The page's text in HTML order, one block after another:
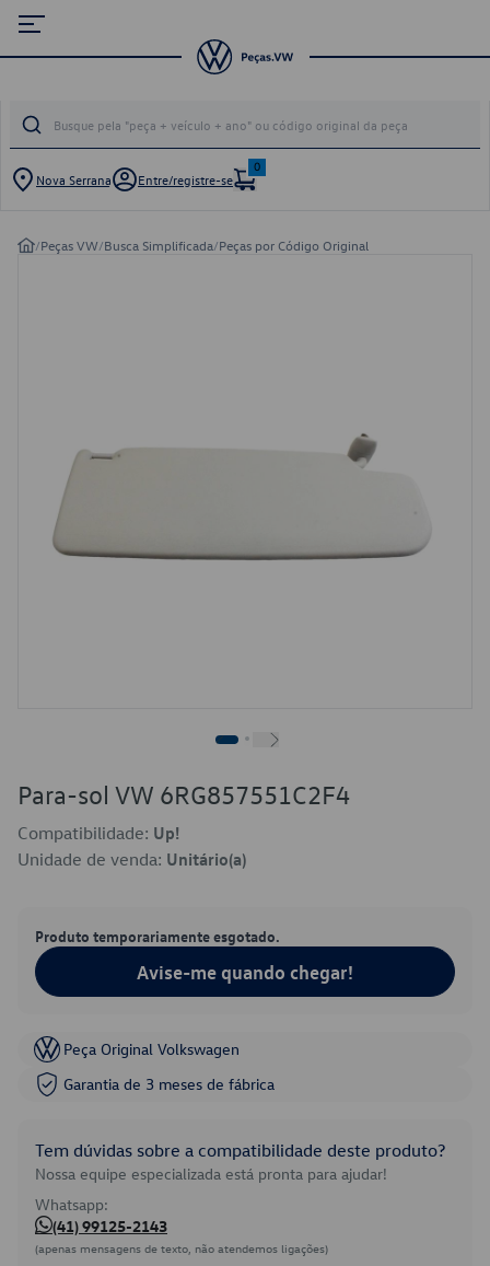
Nova Serrana Entre/registre-se
0
/Peças VW/Busca Simplificada/Peças por Código Original
Para-sol VW 6RG857551C2F4
Compatibilidade: Up!
Unidade de venda: Unitário(a)
Produto temporariamente esgotado.
Avise-me quando chegar!
Peça Original Volkswagen
Garantia de 3 meses de fábrica
Tem dúvidas sobre a compatibilidade deste produto?
Nossa equipe especializada está pronta para ajudar!
Whatsapp:
(41) 99125-2143
(apenas mensagens de texto, não atendemos ligações)